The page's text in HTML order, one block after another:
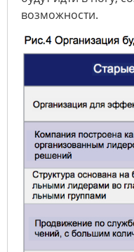
возможности.